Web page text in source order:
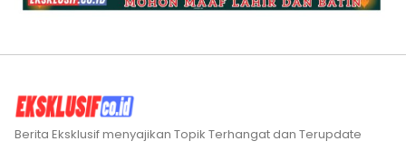
Berita Eksklusif menyajikan Topik Terhangat dan Terupdate